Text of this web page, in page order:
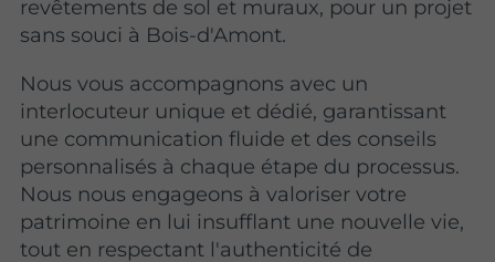
revêtements de sol et muraux, pour un projet
sans souci à Bois-d'Amont.
Nous vous accompagnons avec un
interlocuteur unique et dédié, garantissant
une communication fluide et des conseils
personnalisés à chaque étape du processus.
Nous nous engageons à valoriser votre
patrimoine en lui insufflant une nouvelle vie,
tout en respectant l'authenticité de